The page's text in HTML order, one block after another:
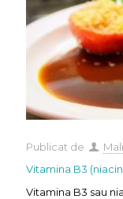
Publicat de
Vitamina B3
Vitamina B3 sau